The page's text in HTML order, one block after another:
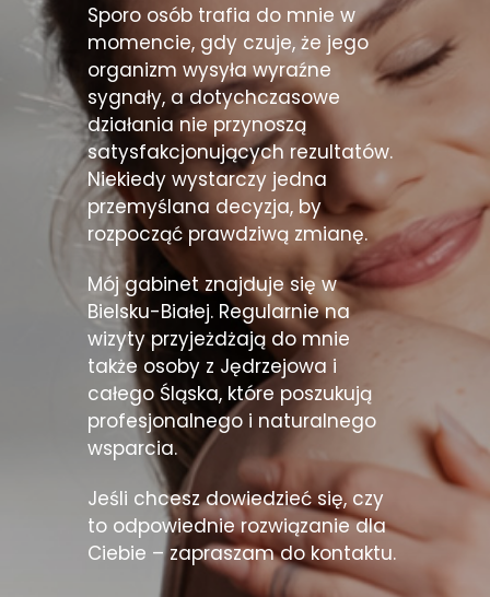
Sporo osób trafia do mnie w
momencie, gdy czuje, że jego
organizm wysyła wyraźne
sygnały, a dotychczasowe
działania nie przynoszą
satysfakcjonujących rezultatów.
Niekiedy wystarczy jedna
przemyślana decyzja, by
rozpocząć prawdziwą zmianę.
Mój gabinet znajduje się w
Bielsku-Białej. Regularnie na
wizyty przyjeżdżają do mnie
także osoby z Jędrzejowa i
całego Śląska, które poszukują
profesjonalnego i naturalnego
wsparcia.
Jeśli chcesz dowiedzieć się, czy
to odpowiednie rozwiązanie dla
Ciebie – zapraszam do kontaktu.